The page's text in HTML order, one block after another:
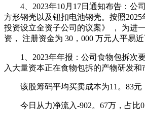
4、2023年10月17日通知布告：公司
方形钢壳以及钮扣电池钢壳。按照
投资设立全资子公司的议案》 ， 为进
资， 注册资金为 30，000 万元人平易
1、2023年年报：公司食物包拆次要
入大量资本正在食物包拆的产物研发
该股筹码平均买卖成本为11。83元
今日从力净流入-902。67万，占比0